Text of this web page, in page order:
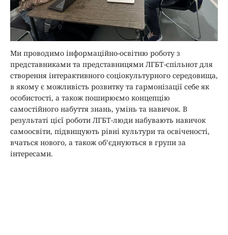
Ми проводимо інформаційно-освітню роботу з
представниками та представницями ЛГБТ-спільнот для
створення інтерактивного соціокультурного середовища,
в якому є можливість розвитку та гармонізації себе як
особистості, а також поширюємо концепцію
самостійного набуття знань, умінь та навичок. В
результаті цієї роботи ЛГБТ-люди набувають навичок
самоосвіти, підвищують рівні культури та освіченості,
вчаться нового, а також об’єднуються в групи за
інтересами.